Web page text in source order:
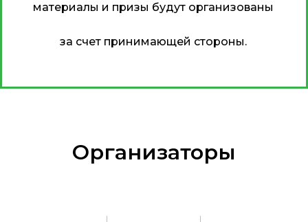
материалы и призы будут организованы
за счет принимающей стороны.
Организаторы